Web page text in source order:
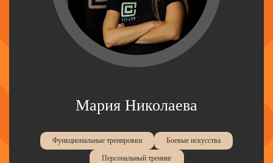
Мария Николаева
Функциональные тренировки Боевые искусства
Персональный тренинг